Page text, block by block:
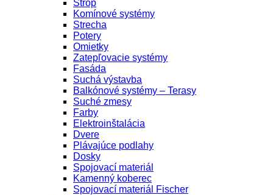
Strop
Komínové systémy
Strecha
Potery
Omietky
Zatepľovacie systémy
Fasáda
Suchá výstavba
Balkónové systémy – Terasy
Suché zmesy
Farby
Elektroinštalácia
Dvere
Plávajúce podlahy
Dosky
Spojovací materiál
Kamenný koberec
Spojovací materiál Fischer